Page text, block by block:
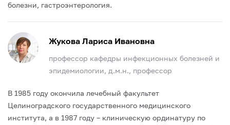
болезни, гастроэнтерология.
Жукова Лариса Ивановна
профессор кафедры инфекционных болезней и
эпидемиологии, д.м.н., профессор
В 1985 году окончила лечебный факультет
Целиноградского государственного медицинского
института, а в 1987 году – клиническую ординатуру по